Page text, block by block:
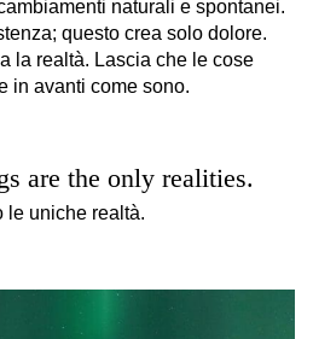
naturali e spontanei.
questo crea solo dolore.
la realtà. Lascia che le cose
in avanti come sono.
are the only realities.
le uniche realtà.